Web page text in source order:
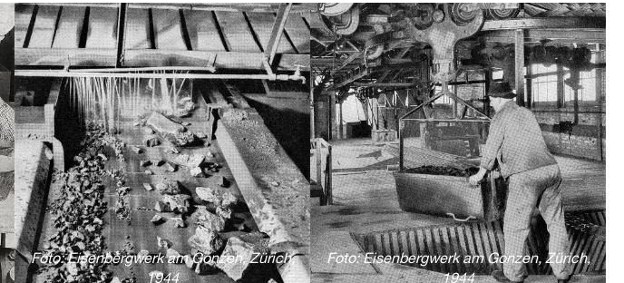
Foto: Eisenbergwerk am Gonzen, Zürich,
1944
Foto: Eisenbergwerk am Gonzen, Zürich,
1944